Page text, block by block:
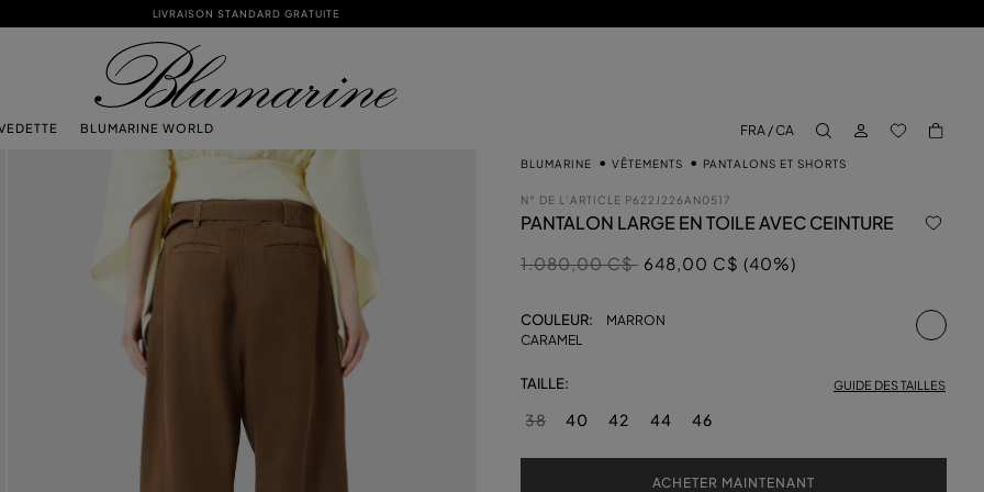
LIVRAISON STANDARD GRATUITE
BLUMARINE WORLD
FRA / CA
CONNECTEZ-
BACK TO
BLUMARINE VÊTEMENTS PANTALONS ET SHORTS
N° DE L’ARTICLE P622J226AN0517
PANTALON LARGE EN TOILE AVEC CEINTURE
Prix réduit de
1.080,00 C$à648,00 C$ (40%)
COULEUR:
MARRON
CARAMEL
TAILLE: GUIDE DES TAILLES
38 40 42 44 46
ACHETER MAINTENANT